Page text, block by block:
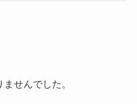
せんでした。